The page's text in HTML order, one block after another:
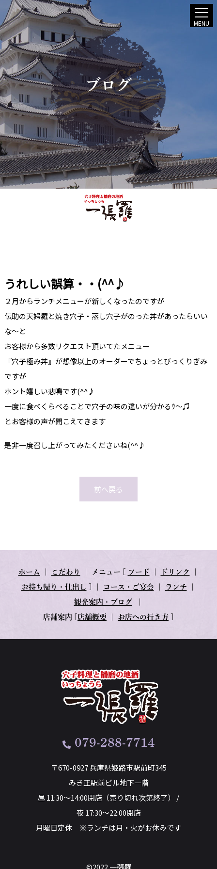
ブログ
MENU
うれしい誤算・・(^^♪
２月からランチメニューが新しくなったのですが
伝助の天婦羅と焼き穴子・蒸し穴子がのった丼があったらいい
な～と
お客様から多数リクエスト頂いてたメニュー
『穴子極み丼』が想像以上のオーダーでちょっとびっくりぎみ
ですが
ホント嬉しい悲鳴です(^^♪
一度に食べくらべることで穴子の味の違いが分かるｳ～♫
とお客様の声が聞こえてきます
是非一度召し上がってみたくださいね(^^♪
前へ戻る
ホーム こだわり メニュー フード ドリンク
お持ち帰り・仕出し コース・ご宴会｜ ランチ
観光案内・ブログ｜
店舗案内 店舗概要 お店への行き方
079-288-7714
〒670-0927 兵庫県姫路市駅前町345
みき正駅前ビル地下一階
昼 11:30～14:00閉店（売り切れ次第終了） /
夜 17:30～22:00閉店
月曜日定休 ※ランチは月・火がお休みです